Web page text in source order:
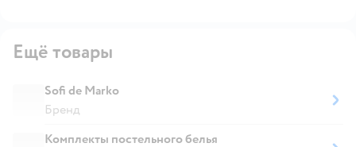
Ещё товары
Sofi de Marko
Бренд
Комплекты постельного белья